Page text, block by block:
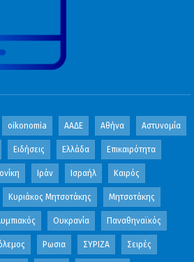
oikonomia ΑΑΔΕ Αθήνα Αστυνομία
Ειδήσεις Ελλάδα Επικαιρότητα
Ιράν Ισραήλ Καιρός
Κυριάκος Μητσοτάκης Μητσοτάκης
Ουκρανία Παναθηναϊκός
Ρωσια ΣΥΡΙΖΑ Σειρές